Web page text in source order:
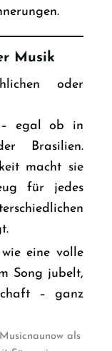
Musik
oder
– egal ob in
Brasilien.
macht sie
für jedes
eine volle
Song jubelt,
– ganz